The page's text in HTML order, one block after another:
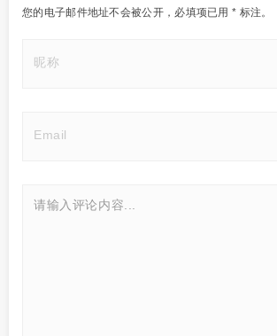
您的电子邮件地址不会被公开， 必填项已用* 标注。